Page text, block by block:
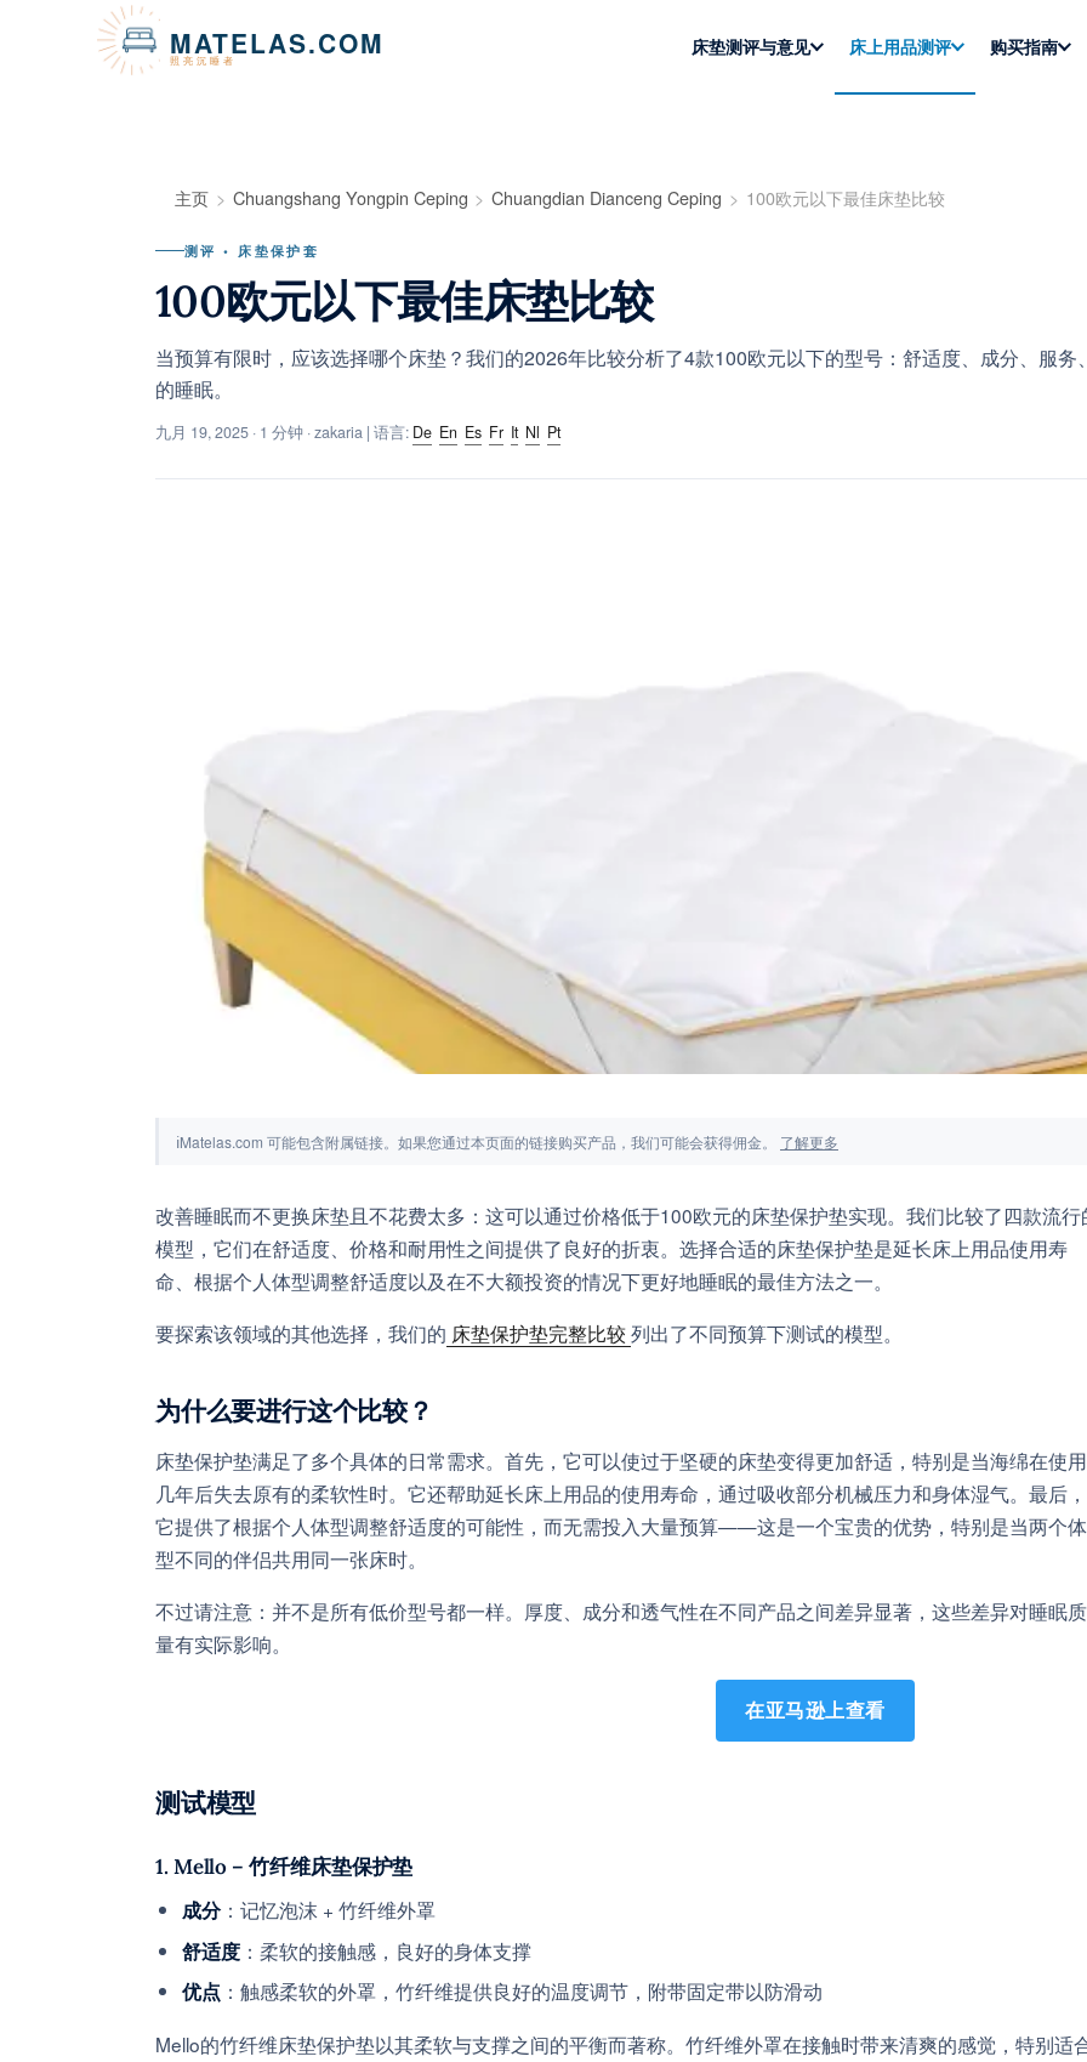
MATELAS.COM
照亮沉睡者
床垫测评与意见 床上用品测评 购买指南
主页 Chuangshang Yongpin Ceping Chuangdian Dianceng Ceping 100欧元以下最佳床垫比较
测评 • 床垫保护套
100欧元以下最佳床垫比较
当预算有限时，应该选择哪个床垫？我们的2026年比较分析了4款100欧元以下的型号：舒适度、成分、服
的睡眠。
九月 19, 2025 · 1 分钟 · zakaria | 语言: De En Es Fr It Nl Pt
ℹMatelas.com 可能包含附属链接。如果您通过本页面的链接购买产品，我们可能会获得佣金。 了解更多
改善睡眠而不更换床垫且不花费太多：这可以通过价格低于100欧元的床垫保护垫实现。我们比较了四款流行
模型，它们在舒适度、价格和耐用性之间提供了良好的折衷。选择合适的床垫保护垫是延长床上用品使用寿
命、根据个人体型调整舒适度以及在不大额投资的情况下更好地睡眠的最佳方法之一。
要探索该领域的其他选择，我们的 床垫保护垫完整比较列出了不同预算下测试的模型。
为什么要进行这个比较？
床垫保护垫满足了多个具体的日常需求。首先，它可以使过于坚硬的床垫变得更加舒适，特别是当海绵在使用
几年后失去原有的柔软性时。它还帮助延长床上用品的使用寿命，通过吸收部分机械压力和身体湿气。最后，
它提供了根据个人体型调整舒适度的可能性，而无需投入大量预算——这是一个宝贵的优势，特别是当两个体
型不同的伴侣共用同一张床时。
不过请注意：并不是所有低价型号都一样。厚度、成分和透气性在不同产品之间差异显著，这些差异对睡眠质
量有实际影响。
在亚马逊上查看
测试模型
1. Mello – 竹纤维床垫保护垫
成分：记忆泡沫 + 竹纤维外罩
舒适度 ：柔软的接触感，良好的身体支撑
优点 ：触感柔软的外罩，竹纤维提供良好的温度调节，附带固定带以防滑动
Mello的竹纤维床垫保护垫以其柔软与支撑之间的平衡而著称。竹纤维外罩在接触时带来清爽的感觉，特别适
Cookie管理面板